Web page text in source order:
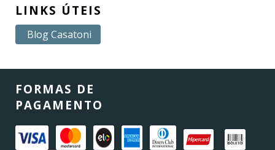
LINKS ÚTEIS
Blog Casatoni
FORMAS DE
PAGAMENTO